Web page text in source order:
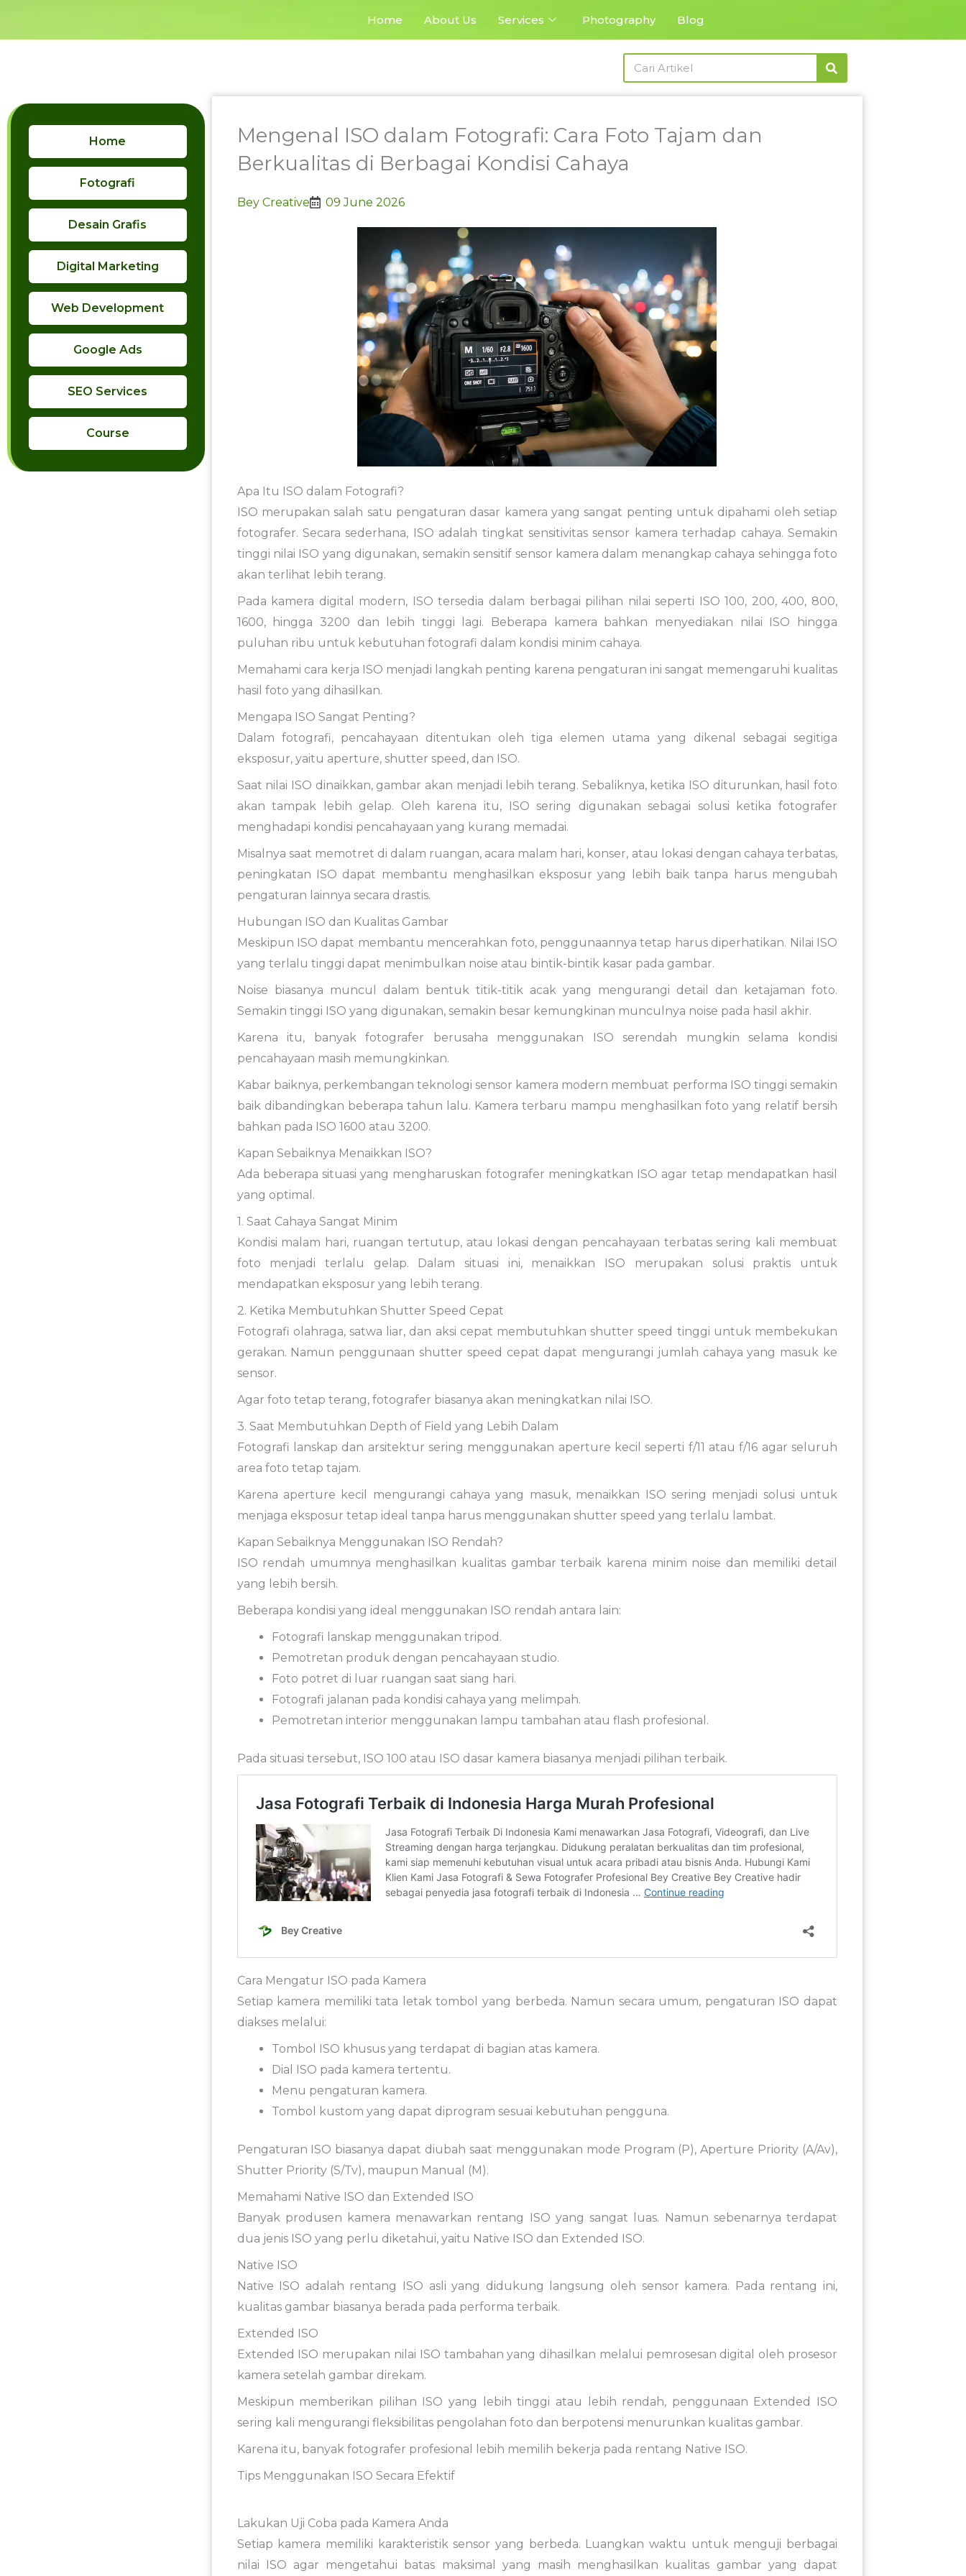
Home About Us Services Photography Blog
Search
Home
Fotografi
Desain Grafis
Digital Marketing
Web Development
Google Ads
SEO Services
Course
Mengenal ISO dalam Fotografi: Cara Foto Tajam dan
Berkualitas di Berbagai Kondisi Cahaya
Bey Creative 09 June 2026
Apa Itu ISO dalam Fotografi?
ISO merupakan salah satu pengaturan dasar kamera yang sangat penting untuk dipahami oleh setiap
fotografer. Secara sederhana, ISO adalah tingkat sensitivitas sensor kamera terhadap cahaya. Semakin
tinggi nilai ISO yang digunakan, semakin sensitif sensor kamera dalam menangkap cahaya sehingga foto
akan terlihat lebih terang.
Pada kamera digital modern, ISO tersedia dalam berbagai pilihan nilai seperti ISO 100, 200, 400, 800,
1600, hingga 3200 dan lebih tinggi lagi. Beberapa kamera bahkan menyediakan nilai ISO hingga
puluhan ribu untuk kebutuhan fotografi dalam kondisi minim cahaya.
Memahami cara kerja ISO menjadi langkah penting karena pengaturan ini sangat memengaruhi kualitas
hasil foto yang dihasilkan.
Mengapa ISO Sangat Penting?
Dalam fotografi, pencahayaan ditentukan oleh tiga elemen utama yang dikenal sebagai segitiga
eksposur, yaitu aperture, shutter speed, dan ISO.
Saat nilai ISO dinaikkan, gambar akan menjadi lebih terang. Sebaliknya, ketika ISO diturunkan, hasil foto
akan tampak lebih gelap. Oleh karena itu, ISO sering digunakan sebagai solusi ketika fotografer
menghadapi kondisi pencahayaan yang kurang memadai.
Misalnya saat memotret di dalam ruangan, acara malam hari, konser, atau lokasi dengan cahaya terbatas,
peningkatan ISO dapat membantu menghasilkan eksposur yang lebih baik tanpa harus mengubah
pengaturan lainnya secara drastis.
Hubungan ISO dan Kualitas Gambar
Meskipun ISO dapat membantu mencerahkan foto, penggunaannya tetap harus diperhatikan. Nilai ISO
yang terlalu tinggi dapat menimbulkan noise atau bintik-bintik kasar pada gambar.
Noise biasanya muncul dalam bentuk titik-titik acak yang mengurangi detail dan ketajaman foto.
Semakin tinggi ISO yang digunakan, semakin besar kemungkinan munculnya noise pada hasil akhir.
Karena itu, banyak fotografer berusaha menggunakan ISO serendah mungkin selama kondisi
pencahayaan masih memungkinkan.
Kabar baiknya, perkembangan teknologi sensor kamera modern membuat performa ISO tinggi semakin
baik dibandingkan beberapa tahun lalu. Kamera terbaru mampu menghasilkan foto yang relatif bersih
bahkan pada ISO 1600 atau 3200.
Kapan Sebaiknya Menaikkan ISO?
Ada beberapa situasi yang mengharuskan fotografer meningkatkan ISO agar tetap mendapatkan hasil
yang optimal.
1. Saat Cahaya Sangat Minim
Kondisi malam hari, ruangan tertutup, atau lokasi dengan pencahayaan terbatas sering kali membuat
foto menjadi terlalu gelap. Dalam situasi ini, menaikkan ISO merupakan solusi praktis untuk
mendapatkan eksposur yang lebih terang.
2. Ketika Membutuhkan Shutter Speed Cepat
Fotografi olahraga, satwa liar, dan aksi cepat membutuhkan shutter speed tinggi untuk membekukan
gerakan. Namun penggunaan shutter speed cepat dapat mengurangi jumlah cahaya yang masuk ke
sensor.
Agar foto tetap terang, fotografer biasanya akan meningkatkan nilai ISO.
3. Saat Membutuhkan Depth of Field yang Lebih Dalam
Fotografi lanskap dan arsitektur sering menggunakan aperture kecil seperti f/11 atau f/16 agar seluruh
area foto tetap tajam.
Karena aperture kecil mengurangi cahaya yang masuk, menaikkan ISO sering menjadi solusi untuk
menjaga eksposur tetap ideal tanpa harus menggunakan shutter speed yang terlalu lambat.
Kapan Sebaiknya Menggunakan ISO Rendah?
ISO rendah umumnya menghasilkan kualitas gambar terbaik karena minim noise dan memiliki detail
yang lebih bersih.
Beberapa kondisi yang ideal menggunakan ISO rendah antara lain:
Fotografi lanskap menggunakan tripod.
Pemotretan produk dengan pencahayaan studio.
Foto potret di luar ruangan saat siang hari.
Fotografi jalanan pada kondisi cahaya yang melimpah.
Pemotretan interior menggunakan lampu tambahan atau flash profesional.
Pada situasi tersebut, ISO 100 atau ISO dasar kamera biasanya menjadi pilihan terbaik.
Cara Mengatur ISO pada Kamera
Setiap kamera memiliki tata letak tombol yang berbeda. Namun secara umum, pengaturan ISO dapat
diakses melalui:
Tombol ISO khusus yang terdapat di bagian atas kamera.
Dial ISO pada kamera tertentu.
Menu pengaturan kamera.
Tombol kustom yang dapat diprogram sesuai kebutuhan pengguna.
Pengaturan ISO biasanya dapat diubah saat menggunakan mode Program (P), Aperture Priority (A/Av),
Shutter Priority (S/Tv), maupun Manual (M).
Memahami Native ISO dan Extended ISO
Banyak produsen kamera menawarkan rentang ISO yang sangat luas. Namun sebenarnya terdapat
dua jenis ISO yang perlu diketahui, yaitu Native ISO dan Extended ISO.
Native ISO
Native ISO adalah rentang ISO asli yang didukung langsung oleh sensor kamera. Pada rentang ini,
kualitas gambar biasanya berada pada performa terbaik.
Extended ISO
Extended ISO merupakan nilai ISO tambahan yang dihasilkan melalui pemrosesan digital oleh prosesor
kamera setelah gambar direkam.
Meskipun memberikan pilihan ISO yang lebih tinggi atau lebih rendah, penggunaan Extended ISO
sering kali mengurangi fleksibilitas pengolahan foto dan berpotensi menurunkan kualitas gambar.
Karena itu, banyak fotografer profesional lebih memilih bekerja pada rentang Native ISO.
Tips Menggunakan ISO Secara Efektif
Lakukan Uji Coba pada Kamera Anda
Setiap kamera memiliki karakteristik sensor yang berbeda. Luangkan waktu untuk menguji berbagai
nilai ISO agar mengetahui batas maksimal yang masih menghasilkan kualitas gambar yang dapat